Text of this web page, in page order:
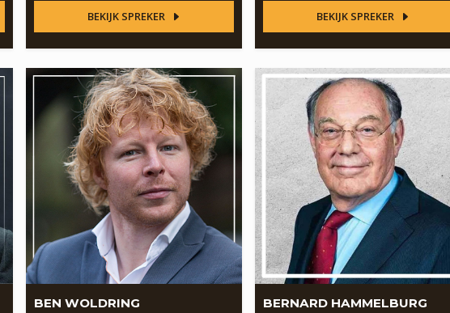
BEKIJK SPREKER BEKIJK SPREKER
BEN WOLDRING BERNARD HAMMELBURG